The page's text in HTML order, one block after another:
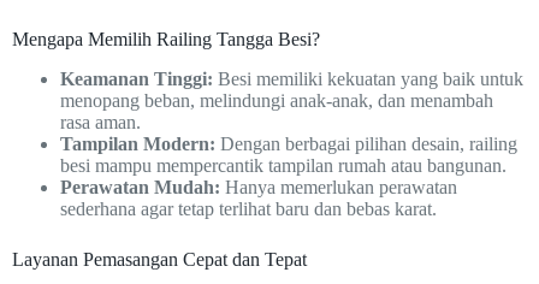
Mengapa Memilih Railing Tangga Besi?
Keamanan Tinggi: Besi memiliki kekuatan yang baik untuk
menopang beban, melindungi anak-anak, dan menambah
rasa aman.
Tampilan Modern: Dengan berbagai pilihan desain, railing
besi mampu mempercantik tampilan rumah atau bangunan.
Perawatan Mudah: Hanya memerlukan perawatan
sederhana agar tetap terlihat baru dan bebas karat.
Layanan Pemasangan Cepat dan Tepat